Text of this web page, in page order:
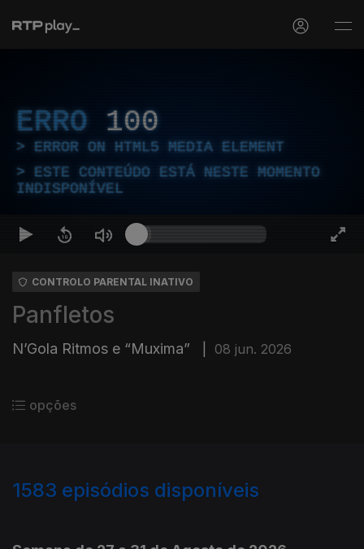
ERRO 100
ERROR ON HTML5 MEDIA ELEMENT
ESTE CONTEÚDO ESTÁ NESTE MOMENTO
INDISPONÍVEL
CONTROLO PARENTAL INATIVO
Panfletos
N’Gola Ritmos e “Muxima” 08 jun. 2026
opções
1583 episódios disponíveis